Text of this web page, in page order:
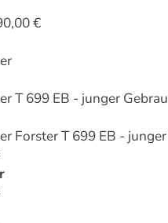
€
T 699 EB - junger
Forster T 699 EB -